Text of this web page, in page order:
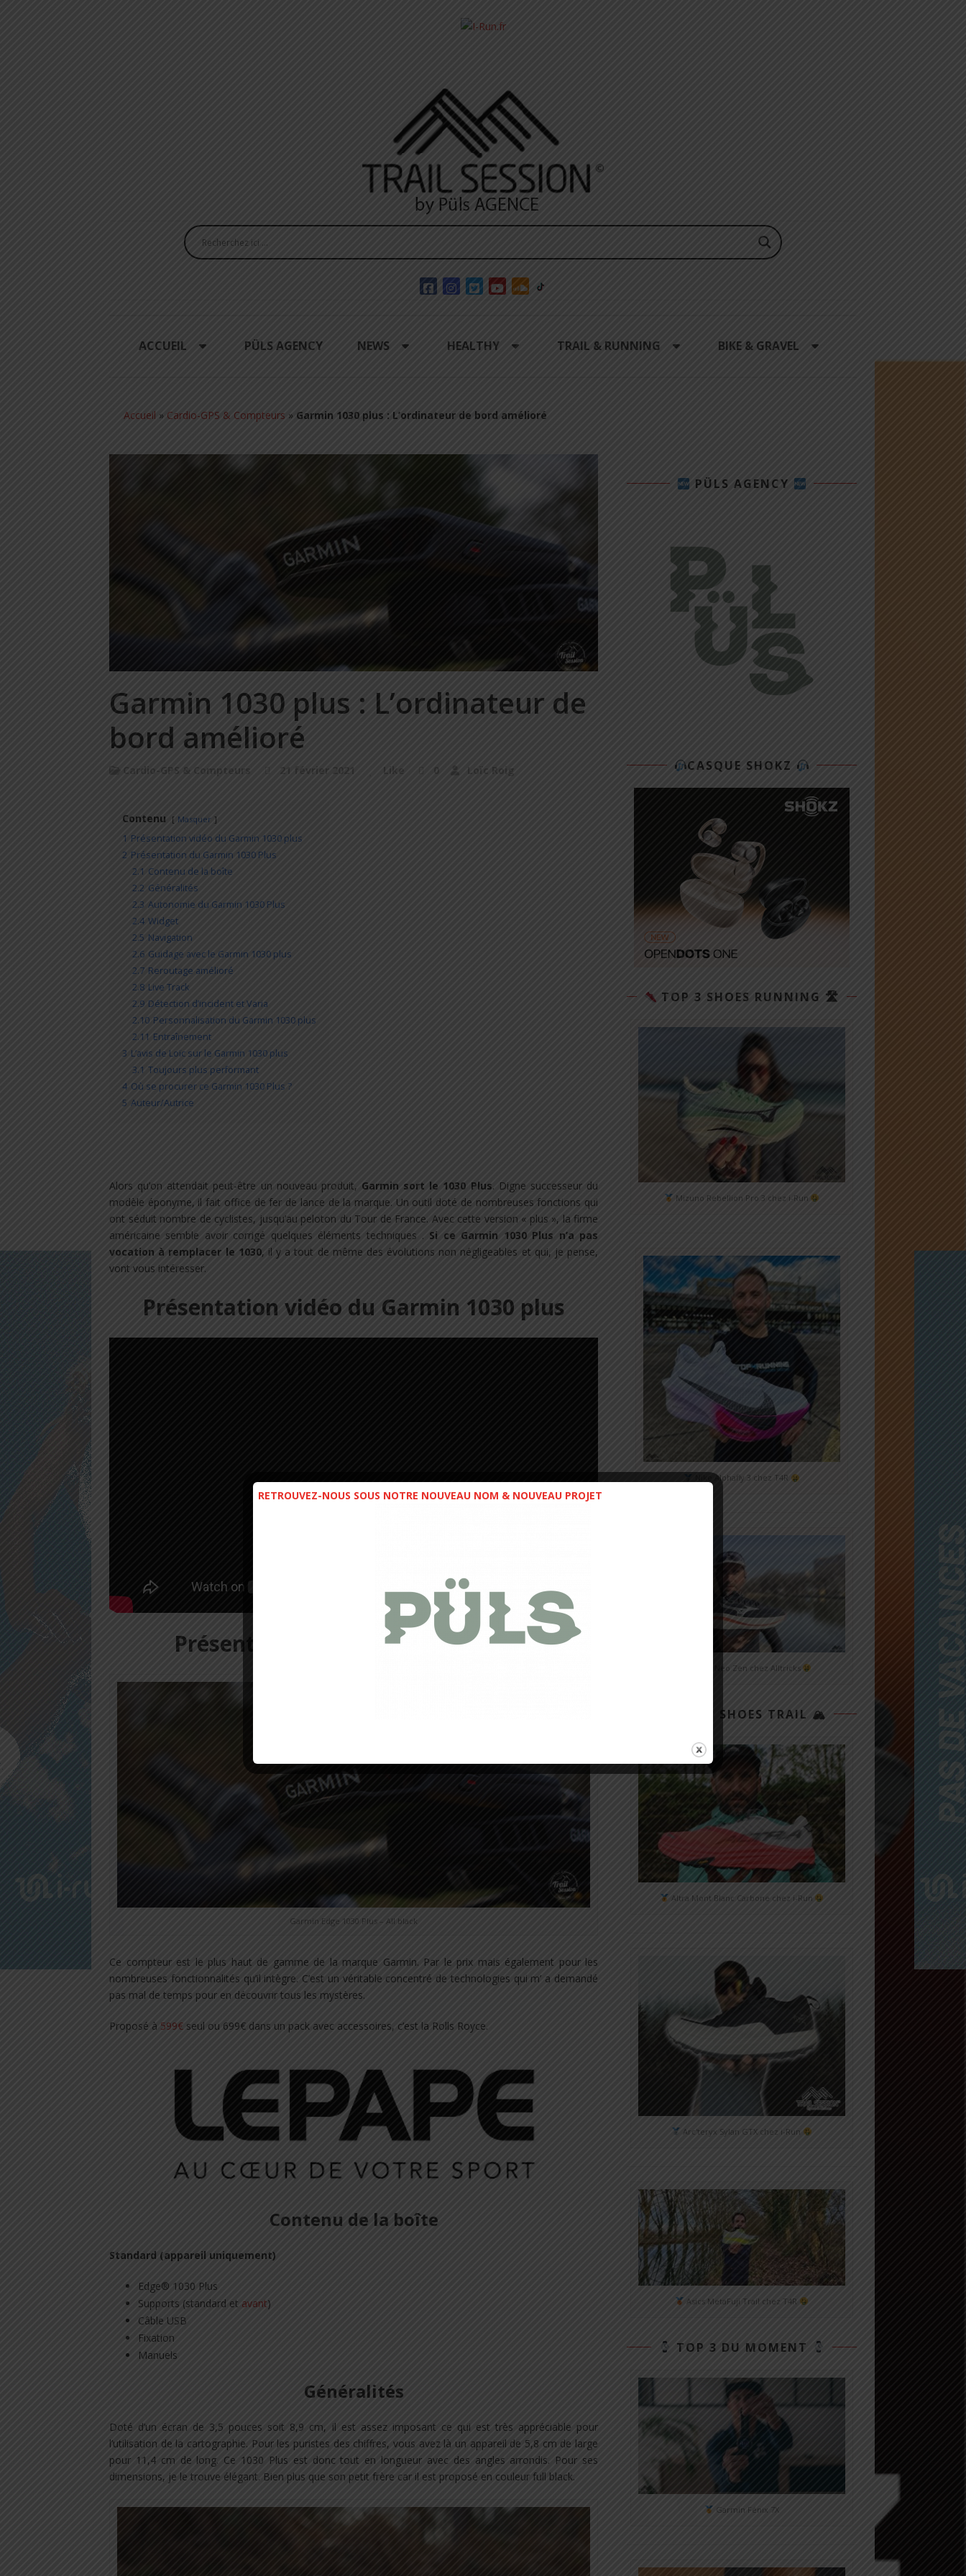
ACCUEIL PÜLS AGENCY NEWS HEALTHY TRAIL & RUNNING BIKE & GRAVEL
Accueil » Cardio-GPS & Compteurs » Garmin 1030 plus : L’ordinateur de bord amélioré
Garmin 1030 plus : L’ordinateur de
bord amélioré
Cardio-GPS & Compteurs 21 février 2021 Like 0 Loïc Roig
Contenu Masquer
1 Présentation vidéo du Garmin 1030 plus
2 Présentation du Garmin 1030 Plus
2.1 Contenu de la boîte
2.2 Généralités
2.3 Autonomie du Garmin 1030 Plus
2.4 Widget
2.5 Navigation
2.6 Guidage avec le Garmin 1030 plus
2.7 Reroutage amélioré
2.8 Live Track
2.9 Détection d’incident et Varia
2.10 Personnalisation du Garmin 1030 plus
2.11 Entraînement
3 L’avis de Loïc sur le Garmin 1030 plus
3.1 Toujours plus performant
4 Où se procurer ce Garmin 1030 Plus ?
5 Auteur/Autrice
Alors qu’on attendait peut-être un nouveau produit, Garmin sort le 1030 Plus. Digne successeur du
modèle éponyme, il fait office de fer de lance de la marque. Un outil doté de nombreuses fonctions qui
ont séduit nombre de cyclistes, jusqu’au peloton du Tour de France. Avec cette version « plus », la firme
américaine semble avoir corrigé quelques éléments techniques . Si ce Garmin 1030 Plus n’a pas
vocation à remplacer le 1030, il y a tout de même des évolutions non négligeables et qui, je pense,
vont vous intéresser.
Présentation vidéo du Garmin 1030 plus
Présentation du Garmin 1030 Plus
Garmin Edge 1030 Plus – All black
Ce compteur est le plus haut de gamme de la marque Garmin. Par le prix mais également pour les
nombreuses fonctionnalités qu’il intègre. C’est un véritable concentré de technologies qui m’ a demandé
pas mal de temps pour en découvrir tous les mystères.
Proposé à 599€ seul ou 699€ dans un pack avec accessoires, c’est la Rolls Royce.
Contenu de la boîte
Standard (appareil uniquement)
Edge® 1030 Plus
Supports (standard et avant)
Câble USB
Fixation
Manuels
Généralités
Doté d’un écran de 3,5 pouces soit 8,9 cm, il est assez imposant ce qui est très appréciable pour
l’utilisation de la cartographie. Pour les puristes des chiffres, vous avez là un appareil de 5,8 cm de large
pour 11,4 cm de long. Ce 1030 Plus est donc tout en longueur avec des angles arrondis. Pour ses
dimensions, je le trouve élégant. Bien plus que son petit frère car il est proposé en couleur full black.
PÜLS AGENCY
CASQUE SHOKZ
TOP 3 SHOES RUNNING 🛣
Mizuno Rebellion Pro 3 chez i-Run
Nike Alphafly 3 chez T4R
Mizuno Neo Zen chez Alltricks
TOP 3 SHOES TRAIL 🏔
Altra Mont Blanc Carbone chez i-Run
Arc'teryx Sylan GTX chez i-Run
Asics MetaFuji Trail chez T4R
TOP 3 DU MOMENT
Garmin Fénix 7X
RETROUVEZ-NOUS SOUS NOTRE NOUVEAU NOM & NOUVEAU PROJET